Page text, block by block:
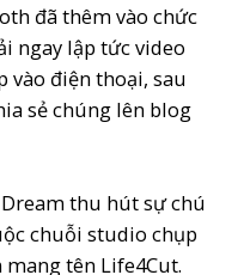
đã thêm vào chức
ngay lập tức video
vào điện thoại, sau
sẻ chúng lên blog